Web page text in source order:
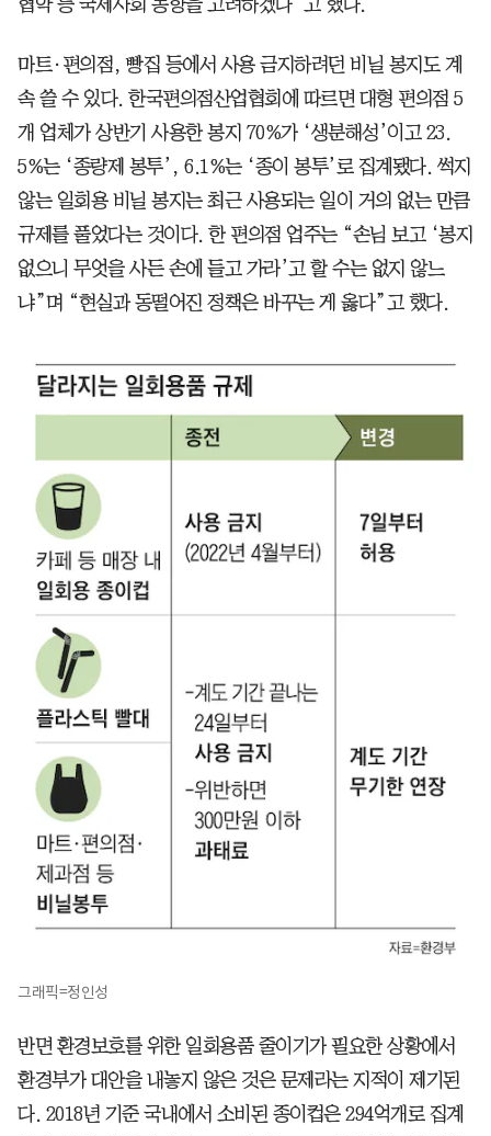
마트·편의점, 빵집 등에서 사용 금지하려던 비닐 봉지도 계
속 쓸 수 있다. 한국편의점산업협회에 따르면 대형 편의점 5
개 업체가 상반기 사용한 봉지 70%가 ‘생분해성’이고 23.
5%는 ‘종량제 봉투’, 6.1%는 ‘종이 봉투’로 집계됐다. 썩지
않는 일회용 비닐 봉지는 최근 사용되는 일이 거의 없는 만큼
규제를 풀었다는 것이다. 한 편의점 업주는 “손님 보고 ‘봉지
없으니 무엇을 사든 손에 들고 가라’고 할 수는 없지 않느
냐”며 “현실과 동떨어진 정책은 바꾸는 게 옳다”고 했다.
그래픽=정인성
반면 환경보호를 위한 일회용품 줄이기가 필요한 상황에서
환경부가 대안을 내놓지 않은 것은 문제라는 지적이 제기된
다. 2018년 기준 국내에서 소비된 종이컵은 294억개로 집계